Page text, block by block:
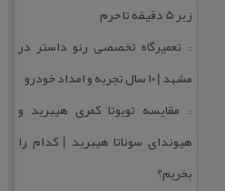
زیر 5 دقیقه تا حرم
:: تعمیرگاه تخصصی رنو داستر در
مشهد | ۱۰ سال تجربه و امداد خودرو
:: مقایسه تویوتا كمری هیبرید و
هیوندای سوناتا هیبرید | كدام را
بخریم؟